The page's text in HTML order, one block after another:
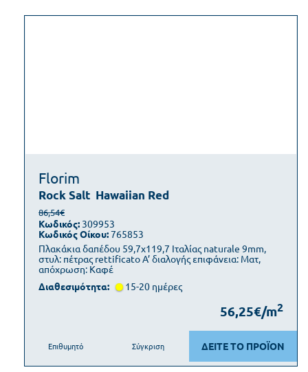
Florim
Rock Salt Hawaiian Red
Πλακάκια δαπέδου 59,7x119,7 Ιταλίας naturale 9mm,
στυλ: πέτρας rettificato Α’ διαλογής επιφάνεια: Ματ,
απόχρωση: Καφέ
86,54€
Κωδικός: 309953
Κωδικός Οίκου:765853
Διαθεσιμότητα: 15-20 ημέρες
56,25€/m2
ΔΕΙΤΕ ΤΟ ΠΡΟΪΟΝ
Επιθυμητό Σύγκριση